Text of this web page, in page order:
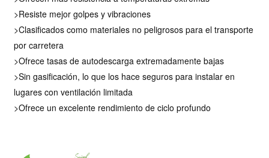
>Resiste mejor golpes y vibraciones
>Clasificados como materiales no peligrosos para el transporte
por carretera
>Ofrece tasas de autodescarga extremadamente bajas
>Sin gasificación, lo que los hace seguros para instalar en
lugares con ventilación limitada
>Ofrece un excelente rendimiento de ciclo profundo